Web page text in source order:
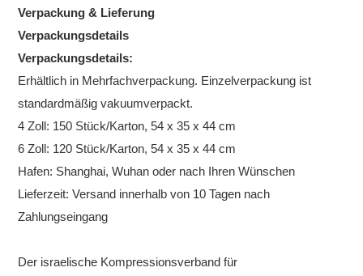
Verpackung & Lieferung
Verpackungsdetails
Verpackungsdetails:
Erhältlich in Mehrfachverpackung. Einzelverpackung ist
standardmäßig vakuumverpackt.
4 Zoll: 150 Stück/Karton, 54 x 35 x 44 cm
6 Zoll: 120 Stück/Karton, 54 x 35 x 44 cm
Hafen: Shanghai, Wuhan oder nach Ihren Wünschen
Lieferzeit: Versand innerhalb von 10 Tagen nach
Zahlungseingang
Der israelische Kompressionsverband für